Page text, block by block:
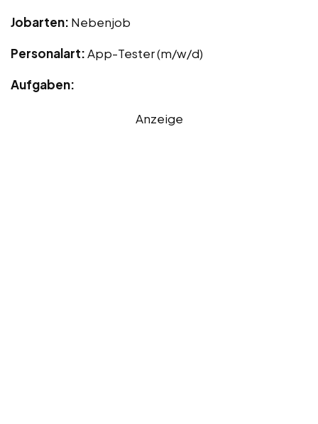
Jobarten: Nebenjob
Personalart:App-Tester (m/w/d)
Aufgaben:
Anzeige